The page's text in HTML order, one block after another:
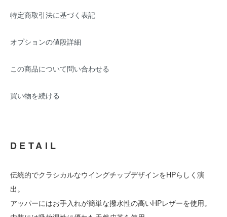
特定商取引法に基づく表記
オプションの値段詳細
この商品について問い合わせる
買い物を続ける
DETAIL
伝統的でクラシカルなウイングチップデザインをHPらしく演
出。
アッパーにはお手入れが簡単な撥水性の高いHPレザーを使用。